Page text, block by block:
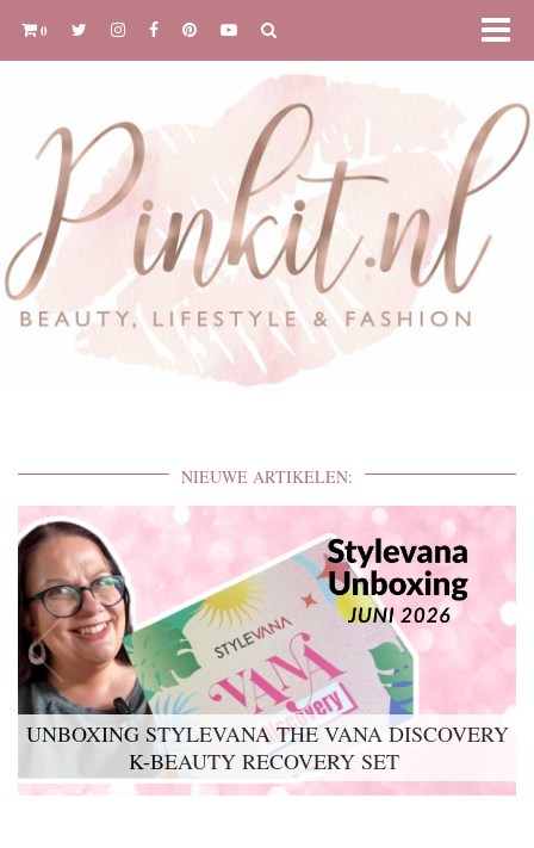
0
NIEUWE ARTIKELEN:
UNBOXING STYLEVANA THE VANA DISCOVERY
K-BEAUTY RECOVERY SET